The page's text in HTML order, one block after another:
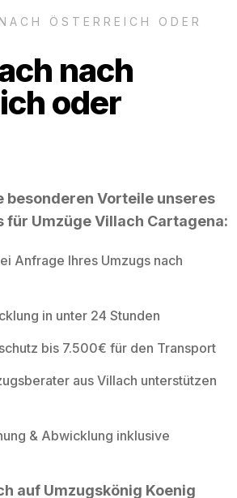
ÖSTERREICH ODER
nach
oder
besonderen Vorteile unseres
für Umzüge Villach Cartagena:
Anfrage Ihres Umzugs nach
in unter 24 Stunden
bis 7.500€ für den Transport
aus Villach unterstützen
& Abwicklung inklusive
auf Umzugskönig Koenig